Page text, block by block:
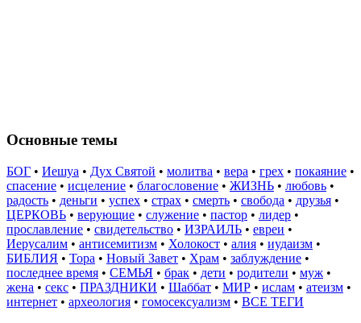
Основные темы
БОГ • Иешуа • Дух Святой • молитва • вера • грех • покаяние •
спасение • исцеление • благословение • ЖИЗНЬ • любовь •
радость • деньги • успех • страх • смерть • свобода • друзья •
ЦЕРКОВЬ • верующие • служение • пастор • лидер •
прославление • свидетельство • ИЗРАИЛЬ • евреи •
Иерусалим • антисемитизм • Холокост • алия • иудаизм •
БИБЛИЯ • Тора • Новый Завет • Храм • заблуждение •
последнее время • СЕМЬЯ • брак • дети • родители • муж •
жена • секс • ПРАЗДНИКИ • Шаббат • МИР • ислам • атеизм •
интернет • археология • гомосексуализм • ВСЕ ТЕГИ